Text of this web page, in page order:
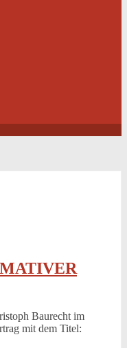
Baurecht im
mit dem Titel: